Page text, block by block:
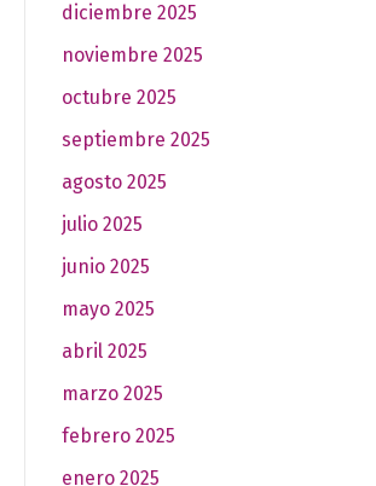
diciembre 2025
noviembre 2025
octubre 2025
septiembre 2025
agosto 2025
julio 2025
junio 2025
mayo 2025
abril 2025
marzo 2025
febrero 2025
enero 2025